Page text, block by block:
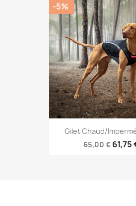
Gilet Chaud/
65,00 € 61,75
-5%